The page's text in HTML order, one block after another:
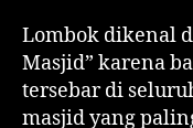
Lombok dikenal
Masjid” karena
tersebar di
masjid yang